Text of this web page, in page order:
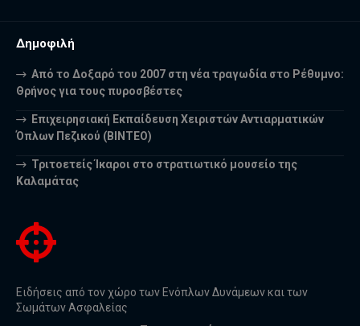
Δημοφιλή
Από το Δοξαρό του 2007 στη νέα τραγωδία στο Ρέθυμνο:
Θρήνος για τους πυροσβέστες
Επιχειρησιακή Εκπαίδευση Χειριστών Αντιαρματικών
Όπλων Πεζικού (ΒΙΝΤΕΟ)
Τριτοετείς Ίκαροι στο στρατιωτικό μουσείο της
Καλαμάτας
Ειδήσεις από τον χώρο των Ενόπλων Δυνάμεων και των
Σωμάτων Ασφαλείας